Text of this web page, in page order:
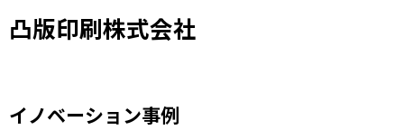
凸版印刷株式会社
イノベーション事例